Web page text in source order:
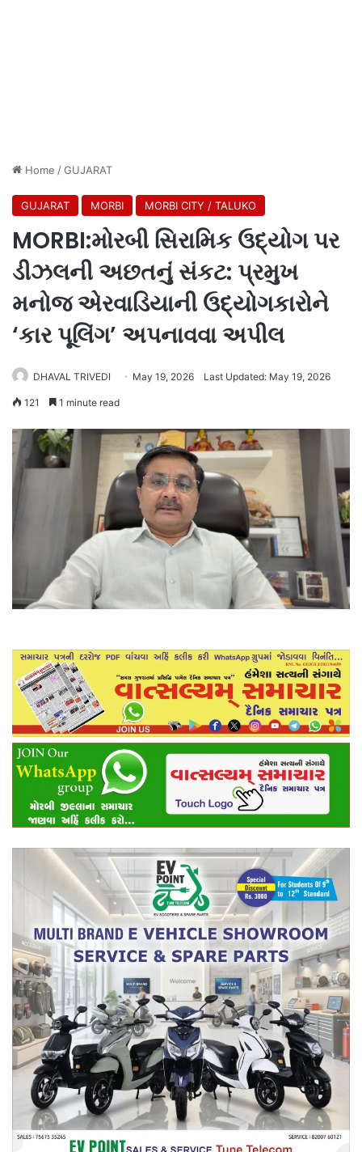
Home /GUJARAT
GUJARAT MORBI MORBI CITY / TALUKO
MORBI:મોરબી સિરામિક ઉદ્યોગ પર
ડીઝલની અછતનું સંકટ: પ્રમુખ
મનોજ એરવાડિયાની ઉદ્યોગકારોને
‘કાર પૂલિંગ’ અપનાવવા અપીલ
DHAVAL TRIVEDI May 19, 2026 Last Updated: May 19, 2026
121 1 minute read